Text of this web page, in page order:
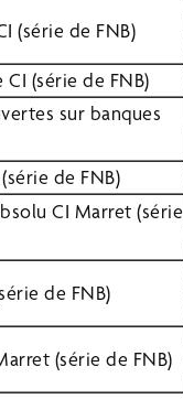
(série de FNB)
(série de FNB)
sur banques
de FNB)
CI Marret (série
de FNB)
(série de FNB)